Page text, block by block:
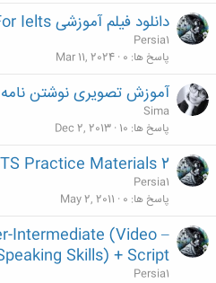
دانلود فیلم آموزشی Essential Grammar For Ielts
Persia1
پاسخ ها 0
Mar 11, 2024
آموزش تصویری نوشتن
Sima
پاسخ ها 10
Dec 2, 2013
Practice Materials 2
Persia1
پاسخ ها 0
May 2, 2011
Intermediate (Video –
Skills) + Script
Persia1